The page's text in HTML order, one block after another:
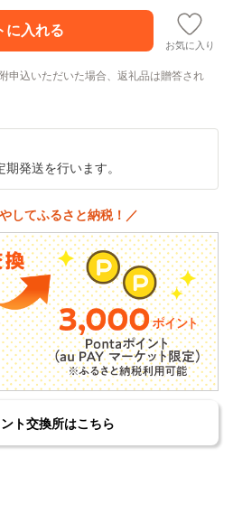
お気に入り
申込いただいた場合、返礼品は贈答され
発送を行います。
してふるさと納税！／
ト交換所はこちら